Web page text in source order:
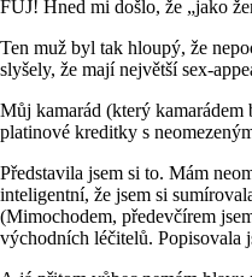
FUJ! Hned mi došlo, že „jako
Ten muž byl tak hloupý, že
slyšely, že mají největší sex-
Můj kamarád (který
platinové kreditky s
Představila jsem si to. Mám
inteligentní, že jsem si
(Mimochodem, předevčírem
východních léčitelů. Popisovala